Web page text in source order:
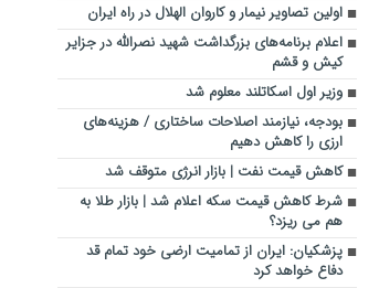
اولین تصاویر نیمار و کاروان الهلال در راه ایران
اعلام برنامه‌های بزرگداشت شهید نصرالله در جزایر
کیش و قشم
وزیر اول اسکاتلند معلوم شد
بودجه، نیازمند اصلاحات ساختاری / هزینه‌های
ارزی را کاهش دهیم
کاهش قیمت نفت | بازار انرژی متوقف شد
شرط کاهش قیمت سکه اعلام شد | بازار طلا به
هم می ریزد؟
پزشکیان: ایران از تمامیت ارضی خود تمام قد
دفاع خواهد کرد